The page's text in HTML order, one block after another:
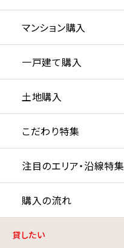
マンション購入
一戸建て購入
土地購入
こだわり特集
注目のエリア・沿線特集
購入の流れ
貸したい